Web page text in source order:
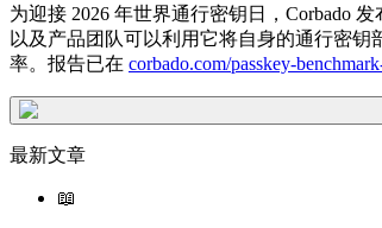
为迎接 2026 年世界通行密钥日，Corbado
以及产品团队可以利用它将自身的通行密
率。报告已在 corbado.com/passkey-
最新文章
📖